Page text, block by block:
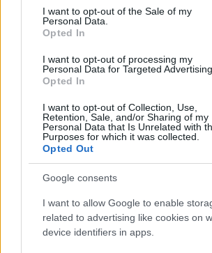
consent section.
I want to opt-out of the Sale of my
Personal Data.
Opted In
I want to opt-out of processing my
Personal Data for Targeted Advertising.
Opted In
I want to opt-out of Collection, Use,
Retention, Sale, and/or Sharing of my
Personal Data that Is Unrelated with
Purposes for which it was collected.
Opted Out
Google consents
I want to allow Google to enable
related to advertising like cookies on
device identifiers in apps.
Milano ospita una mostra sul
reale nell’arte rinascimentale
Camilla Fiore · 7 Ago 2026